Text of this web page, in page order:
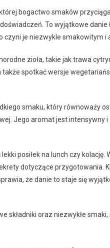
bogactwo smaków
To wyjątkowe danie
czyni je niezwykle smakowitym i
zioła, takie jak trawa
spotkać wersje
smaku, który równoważy
Jego aromat jest intensywny i
posiłek na lunch czy kolację.
dotyczące przygotowania.
że danie to staje się
składniki oraz niezwykłe